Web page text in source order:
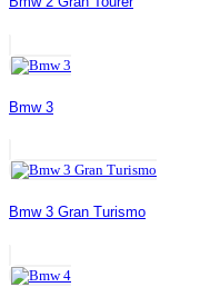
Bmw 3
Bmw 3 Gran Turismo